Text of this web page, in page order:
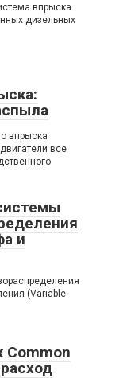
впрыска
дизельных
впрыска
все
и
(Variable
Common